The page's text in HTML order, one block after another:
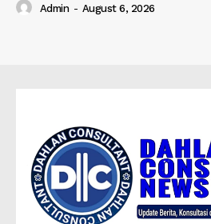
Admin - August 6, 2026